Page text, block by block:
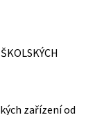
zařízení od